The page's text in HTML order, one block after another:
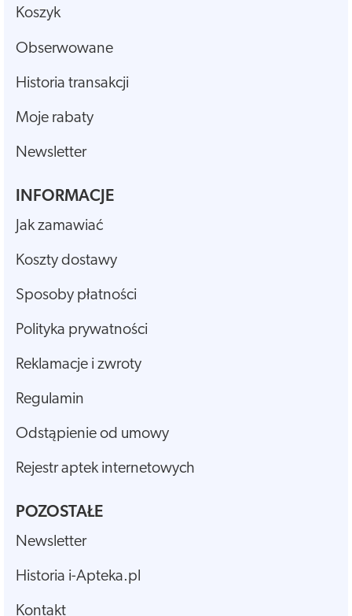
Koszyk
Obserwowane
Historia transakcji
Moje rabaty
Newsletter
INFORMACJE
Jak zamawiać
Koszty dostawy
Sposoby płatności
Polityka prywatności
Reklamacje i zwroty
Regulamin
Odstąpienie od umowy
Rejestr aptek internetowych
POZOSTAŁE
Newsletter
Historia i-Apteka.pl
Kontakt